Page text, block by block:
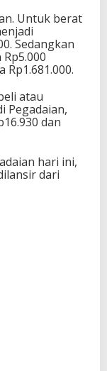
Untuk berat
Sedangkan
Rp1.681.000.
atau
Pegadaian,
dan
hari ini,
dari